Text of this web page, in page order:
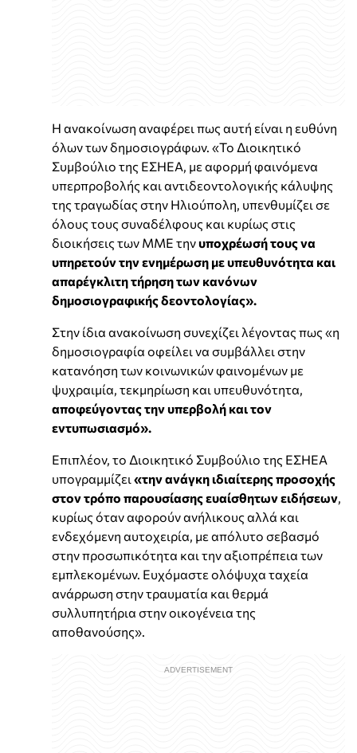
Η ανακοίνωση αναφέρει πως αυτή είναι η ευθύνη
όλων των δημοσιογράφων. «Το Διοικητικό
Συμβούλιο της ΕΣΗΕΑ, με αφορμή φαινόμενα
υπερπροβολής και αντιδεοντολογικής κάλυψης
της τραγωδίας στην Ηλιούπολη, υπενθυμίζει σε
όλους τους συναδέλφους και κυρίως στις
διοικήσεις των ΜΜΕ τηνυποχρέωσή τους να
υπηρετούν την ενημέρωση με υπευθυνότητα και
απαρέγκλιτη τήρηση των κανόνων
δημοσιογραφικής δεοντολογίας».
Στην ίδια ανακοίνωση συνεχίζει λέγοντας πως «η
δημοσιογραφία οφείλει να συμβάλλει στην
κατανόηση των κοινωνικών φαινομένων με
ψυχραιμία, τεκμηρίωση και υπευθυνότητα,
αποφεύγοντας την υπερβολή και τον
εντυπωσιασμό».
Επιπλέον, το Διοικητικό Συμβούλιο της ΕΣΗΕΑ
υπογραμμίζει «την ανάγκη ιδιαίτερης προσοχής
στον τρόπο παρουσίασης ευαίσθητων ειδήσεων
κυρίως όταν αφορούν ανήλικους αλλά και
ενδεχόμενη αυτοχειρία, με απόλυτο σεβασμό
στην προσωπικότητα και την αξιοπρέπεια των
εμπλεκομένων. Ευχόμαστε ολόψυχα ταχεία
ανάρρωση στην τραυματία και θερμά
συλλυπητήρια στην οικογένεια της
αποθανούσης».